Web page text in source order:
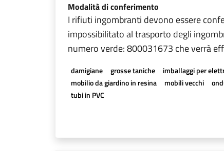
Modalità di conferimento
I rifiuti ingombranti devono essere
impossibilitato al trasporto degli
numero verde: 800031673 che verrà
damigiane grosse taniche imballaggi per
mobilio da giardino in resina
mobili vecchi
tubi in PVC